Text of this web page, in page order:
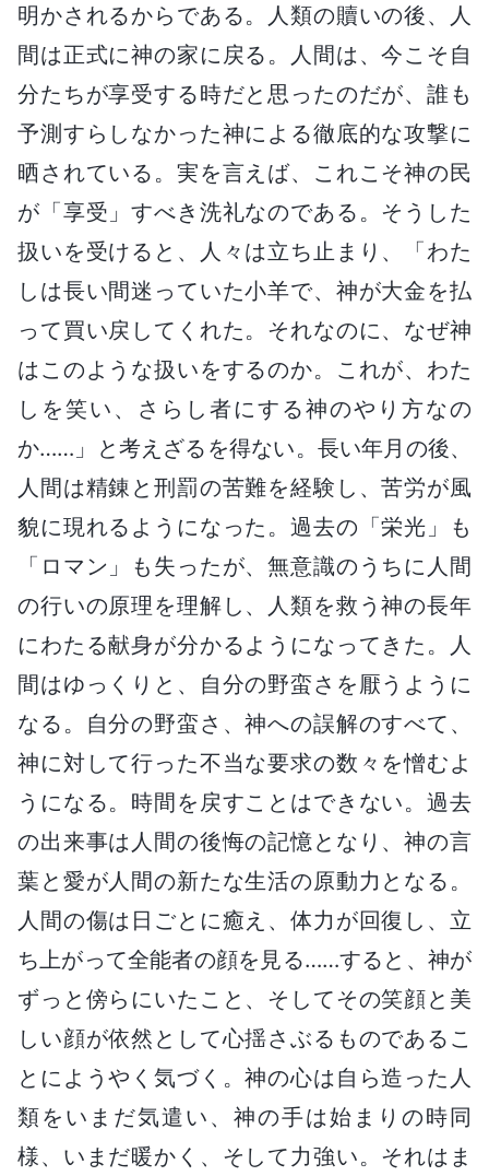
明かされるからである。人類の贖いの後、人
間は正式に神の家に戻る。人間は、今こそ自
分たちが享受する時だと思ったのだが、誰も
予測すらしなかった神による徹底的な攻撃に
晒されている。実を言えば、これこそ神の民
が「享受」すべき洗礼なのである。そうした
扱いを受けると、人々は立ち止まり、「わた
しは長い間迷っていた小羊で、神が大金を払
って買い戻してくれた。それなのに、なぜ神
はこのような扱いをするのか。これが、わた
しを笑い、さらし者にする神のやり方なの
か……」と考えざるを得ない。長い年月の後、
人間は精錬と刑罰の苦難を経験し、苦労が風
貌に現れるようになった。過去の「栄光」も
「ロマン」も失ったが、無意識のうちに人間
の行いの原理を理解し、人類を救う神の長年
にわたる献身が分かるようになってきた。人
間はゆっくりと、自分の野蛮さを厭うように
なる。自分の野蛮さ、神への誤解のすべて、
神に対して行った不当な要求の数々を憎むよ
うになる。時間を戻すことはできない。過去
の出来事は人間の後悔の記憶となり、神の言
葉と愛が人間の新たな生活の原動力となる。
人間の傷は日ごとに癒え、体力が回復し、立
ち上がって全能者の顔を見る……すると、神が
ずっと傍らにいたこと、そしてその笑顔と美
しい顔が依然として心揺さぶるものであるこ
とにようやく気づく。神の心は自ら造った人
類をいまだ気遣い、神の手は始まりの時同
様、いまだ暖かく、そして力強い。それはま